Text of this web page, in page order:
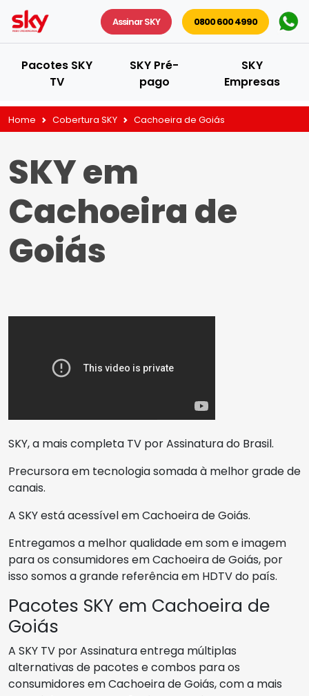
Assinar SKY 0800 600 4990
Pacotes SKY
TV
SKY Pré-
pago
SKY
Empresas
Home Cobertura SKY Cachoeira de Goiás
SKY em
Cachoeira de
Goiás
SKY, a mais completa TV por Assinatura do Brasil.
Precursora em tecnologia somada à melhor grade de
canais.
A SKY está acessível em Cachoeira de Goiás.
Entregamos a melhor qualidade em som e imagem
para os consumidores em Cachoeira de Goiás, por
isso somos a grande referência em HDTV do país.
Pacotes SKY em Cachoeira de
Goiás
A SKY TV por Assinatura entrega múltiplas
alternativas de pacotes e combos para os
consumidores em Cachoeira de Goiás, com a mais